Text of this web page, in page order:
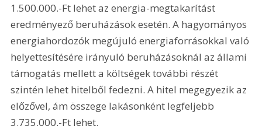
1.500.000.-Ft lehet az energia-megtakarítást
eredményező beruházások esetén. A hagyományos
energiahordozók megújuló energiaforrásokkal való
helyettesítésére irányuló beruházásoknál az állami
támogatás mellett a költségek további részét
szintén lehet hitelből fedezni. A hitel megegyezik az
előzővel, ám összege lakásonként legfeljebb
3.735.000.-Ft lehet.